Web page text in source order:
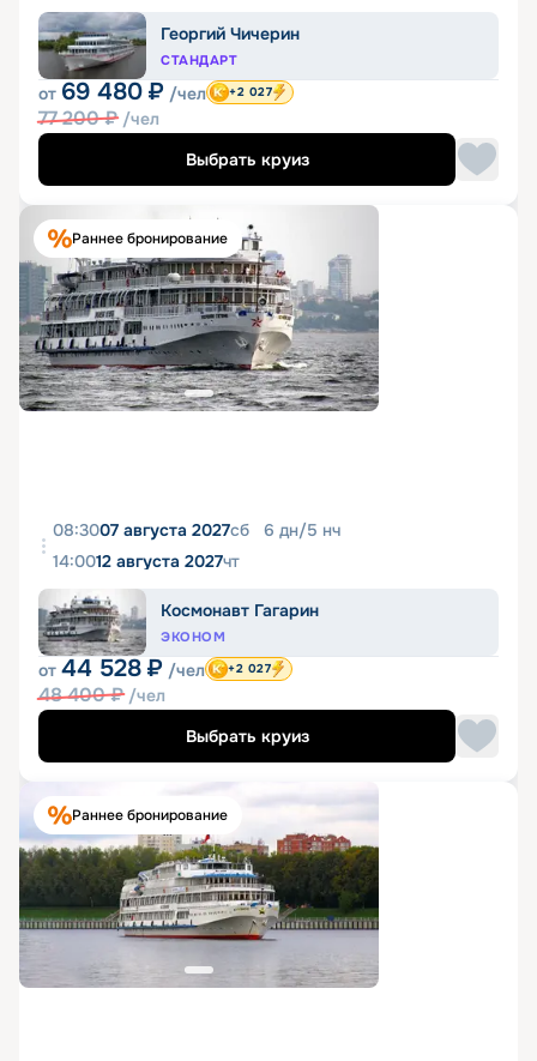
Георгий Чичерин
СТАНДАРТ
от 69 480 ₽ /чел
77 200₽ /чел
+2 027
Выбрать круиз
Раннее бронирование
08:3007 августа 2027сб 6 дн/5 нч
14:0012 августа 2027чт
Космонавт Гагарин
ЭКОНОМ
от 44 528 ₽ /чел
48 400₽ /чел
+2 027
Выбрать круиз
Раннее бронирование